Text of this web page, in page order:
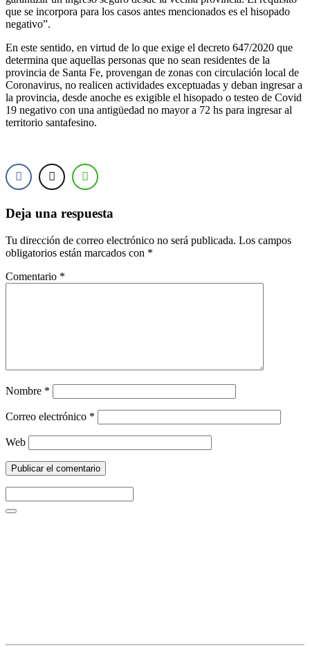
que se incorpora para los casos antes mencionados es el hisopado
negativo”.
En este sentido, en virtud de lo que exige el decreto 647/2020 que
determina que aquellas personas que no sean residentes de la
provincia de Santa Fe, provengan de zonas con circulación local de
Coronavirus, no realicen actividades exceptuadas y deban ingresar a
la provincia, desde anoche es exigible el hisopado o testeo de Covid
19 negativo con una antigüedad no mayor a 72 hs para ingresar al
territorio santafesino.
Deja una respuesta
Tu dirección de correo electrónico no será publicada. Los campos
obligatorios están marcados con *
Comentario *
Nombre *
Correo electrónico *
Web